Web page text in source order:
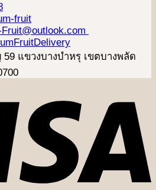
fruit
แขวงบางบำหรุ เขตบางพลัด